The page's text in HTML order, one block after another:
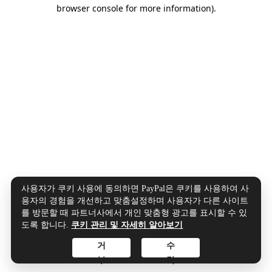
browser console for more information).
사용자가 쿠키 사용에 동의하면 PayPal은 쿠키를 사용하여 사
용자의 경험을 개선하고 맞춤설정하며 사용자가 다른 사이트
를 방문할 때 파트너사에서 개인 맞춤형 광고를 표시할 수 있
도록 합니다. 쿠키 관리 및 자세히 알아보기
수
락
거
부